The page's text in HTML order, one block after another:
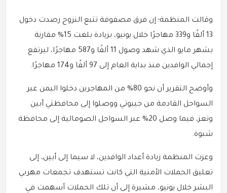
وقالت المنظمة؛ إن فرق مصفوفة تتبع النزوح رصدت دخول
13 ألفًا و339 مهاجرًا خلال يونيو، بزيادة بلغت 15% مقارنة
بشهر مايو الذي شهد وصول 11 ألفًا و587 مهاجرًا، ليرتفع
إجمالي الوافدين منذ بداية العام إلى 97 ألفًا و174 مهاجرًا.
وأوضح التقرير أن نحو 80% من المهاجرين دخلوا اليمن عبر
السواحل القادمة من جيبوتي ووصلوا إلى محافظتي أبين
وتعز، فيما وصل 20% عبر السواحل الصومالية إلى محافظة
شبوة.
وعزت المنظمة زيادة أعداد الوافدين، لا سيما إلى أبين، إلى
تعليق الحملات الأمنية التي كانت تستهدف تجمعات مهربي
البشر خلال يونيو، مشيرة إلى أن تلك الحملات أسهمت في